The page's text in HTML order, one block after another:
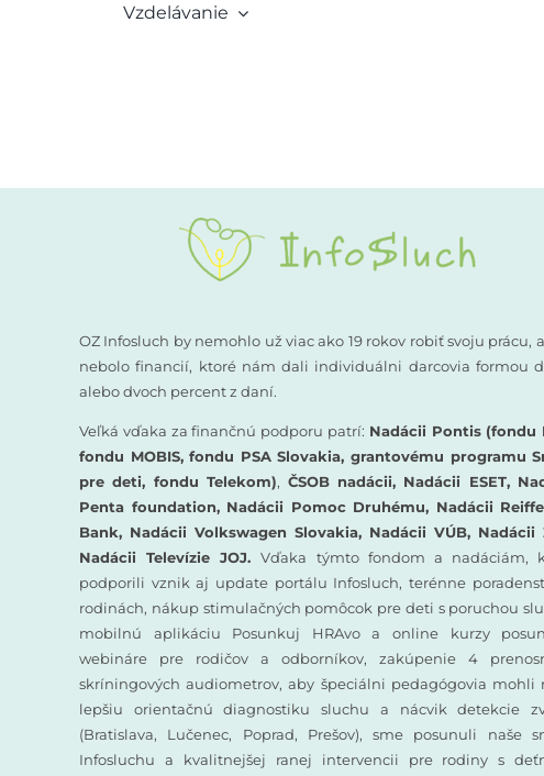
Vzdelávanie
OZ Infosluch by nemohlo už viac ako 19 rokov robiť svoju prácu,
nebolo financií, ktoré nám dali individuálni darcovia formou
alebo dvoch percent z daní.
Veľká vďaka za finančnú podporu patrí: Nadácii Pontis (fondu
fondu MOBIS, fondu PSA Slovakia, grantovému programu
pre deti, fondu Telekom), ČSOB nadácii, Nadácii ESET,
Penta foundation, Nadácii Pomoc Druhému, Nadácii
Bank, Nadácii Volkswagen Slovakia, Nadácii VÚB, Nadácii
Nadácii Televízie JOJ.Vďaka týmto fondom a nadáciám,
podporili vznik aj update portálu Infosluch, terénne
rodinách, nákup stimulačných pomôcok pre deti s poruchou
mobilnú aplikáciu Posunkuj HRAvo a online kurzy
webináre pre rodičov a odborníkov, zakúpenie 4
skríningových audiometrov, aby špeciálni pedagógovia mohli
lepšiu orientačnú diagnostiku sluchu a nácvik detekcie
(Bratislava, Lučenec, Poprad, Prešov), sme posunuli naše
Infosluchu a kvalitnejšej ranej intervencii pre rodiny s